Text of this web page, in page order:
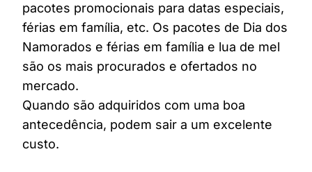
pacotes promocionais para datas especiais,
férias em família, etc. Os pacotes de Dia dos
Namorados e férias em família e lua de mel
são os mais procurados e ofertados no
mercado.
Quando são adquiridos com uma boa
antecedência, podem sair a um excelente
custo.